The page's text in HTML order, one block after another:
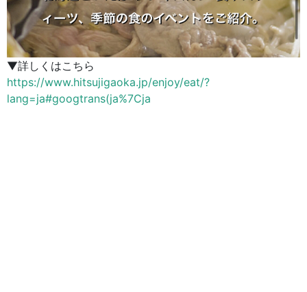
▼詳しくはこちら
https://www.hitsujigaoka.jp/enjoy/eat/?
lang=ja#googtrans(ja%7Cja